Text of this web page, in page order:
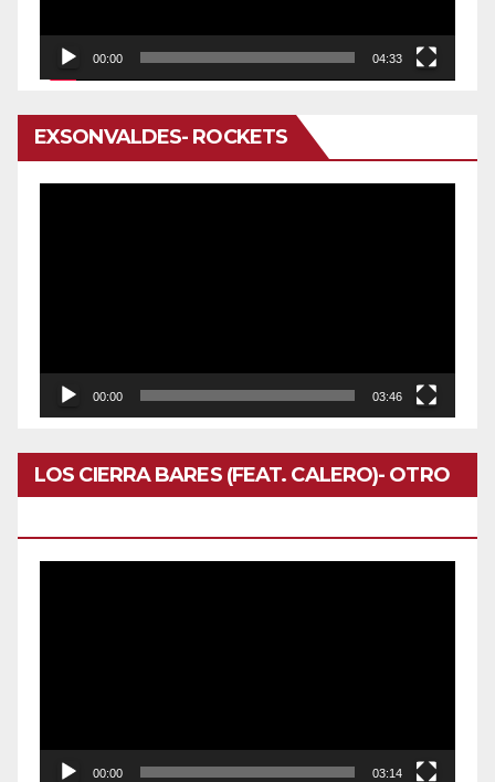
00:00 04:33
EXSONVALDES- ROCKETS
00:00 03:46
LOS CIERRA BARES (FEAT. CALERO)- OTRO
00:00 03:14